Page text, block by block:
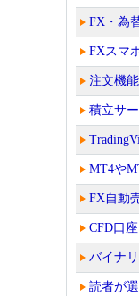
FX・為
FXスマ
注文機
積立サ
MT4や
FX自動
CFD口座
バイナ
読者が